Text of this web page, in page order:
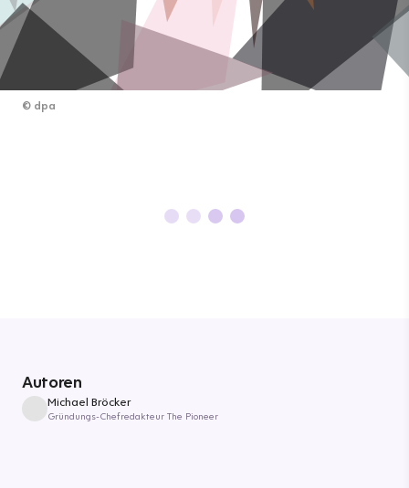
© dpa
Autoren
Michael Bröcker
Gründungs-Chefredakteur The Pioneer